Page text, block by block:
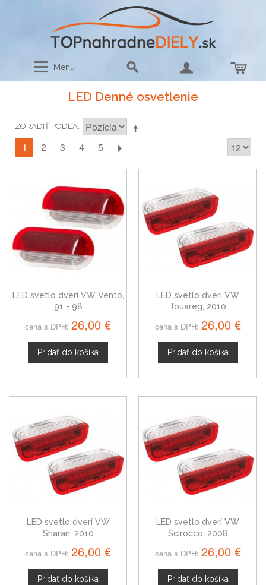
Menu
LED Denné osvetlenie
ZORADIŤ PODĽA
1 2 3 4 5
LED svetlo dverí VW Vento,
91 - 98
cena s DPH: 26,00 €
Pridať do košíka
LED svetlo dverí VW
Touareg, 2010
cena s DPH: 26,00 €
Pridať do košíka
LED svetlo dverí VW
Sharan, 2010
cena s DPH: 26,00 €
Pridať do košíka
LED svetlo dverí VW
Scirocco, 2008
cena s DPH: 26,00 €
Pridať do košíka